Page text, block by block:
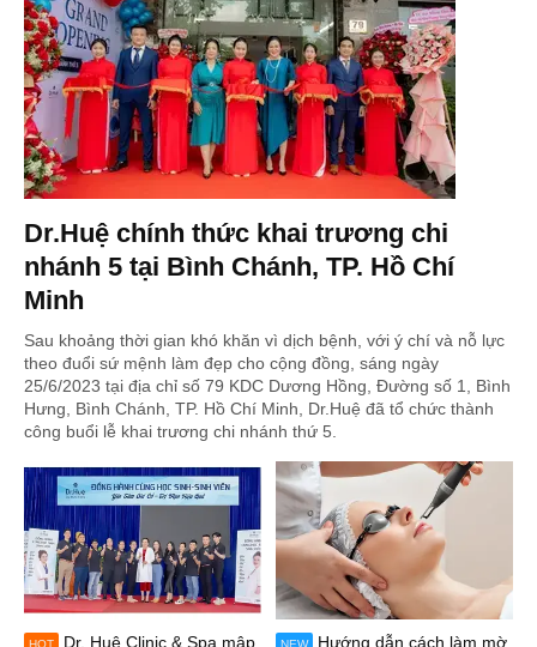
Dr.Huệ chính thức khai trương chi
nhánh 5 tại Bình Chánh, TP. Hồ Chí
Minh
Sau khoảng thời gian khó khăn vì dịch bệnh, với ý chí và nỗ lực
theo đuổi sứ mệnh làm đẹp cho cộng đồng, sáng ngày
25/6/2023 tại địa chỉ số 79 KDC Dương Hồng, Đường số 1, Bình
Hưng, Bình Chánh, TP. Hồ Chí Minh, Dr.Huệ đã tổ chức thành
công buổi lễ khai trương chi nhánh thứ 5.
HOT
Dr. Huệ Clinic & Spa mập
NEW
Hướng dẫn cách làm mờ